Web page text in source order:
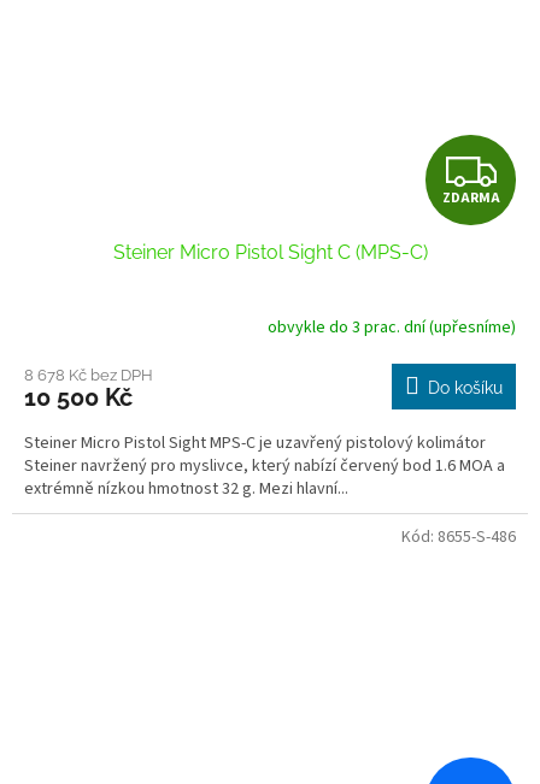
Z
D
R
M
A
ZDARMA
Steiner Micro Pistol Sight C (MPS-C)
obvykle do 3 prac. dní (upřesníme)
8 678 Kč bez DPH
10 500 Kč Do košíku
Steiner Micro Pistol Sight MPS-C je uzavřený pistolový kolimátor
Steiner navržený pro myslivce, který nabízí červený bod 1.6 MOA a
extrémně nízkou hmotnost 32 g. Mezi hlavní...
Kód: 8655-S-486